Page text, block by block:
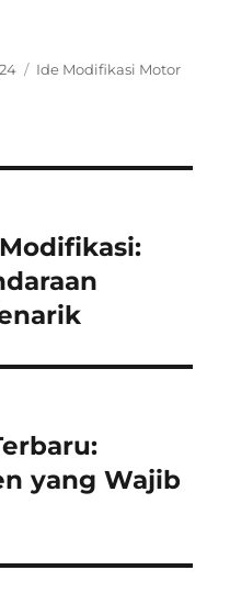
Categories
Ide Modifikasi Motor
yang Wajib